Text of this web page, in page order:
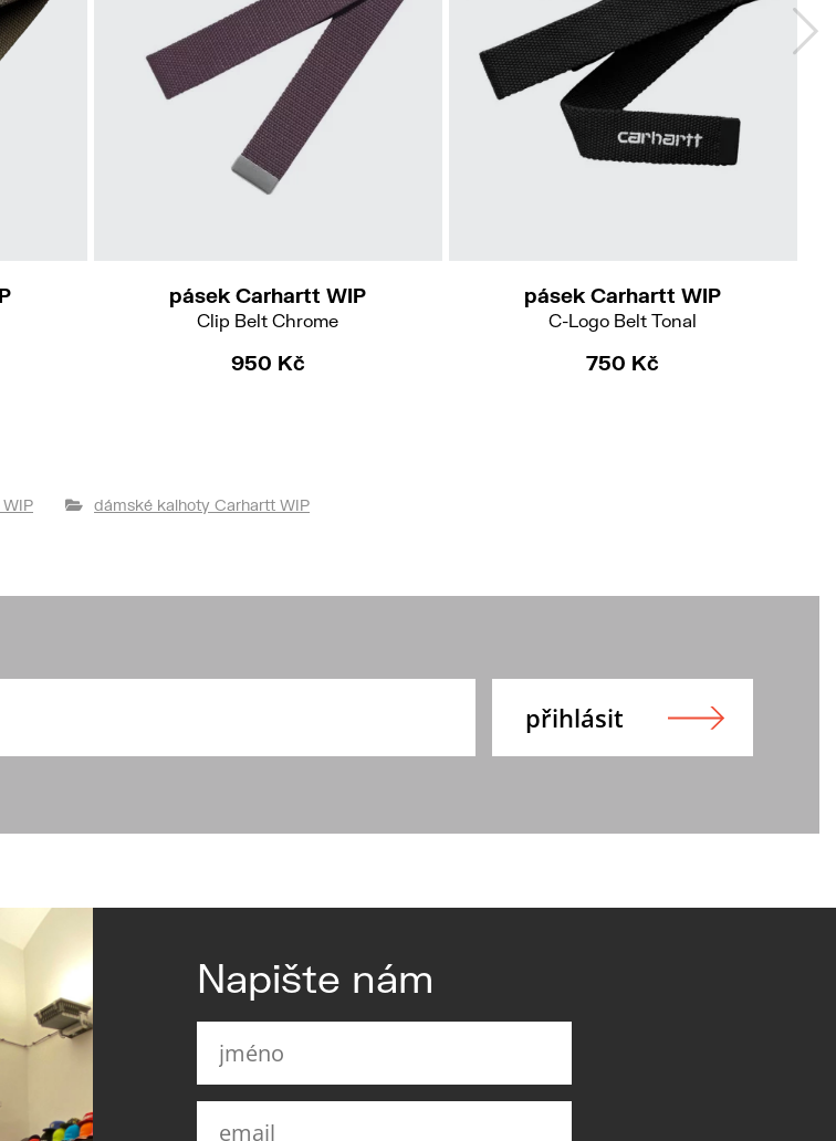
pásek Carhartt WIP
Clip Belt Chrome
950 Kč
pásek Carhartt WIP
C-Logo Belt Tonal
750 Kč
dámské kalhoty Carhartt WIP
Napište nám